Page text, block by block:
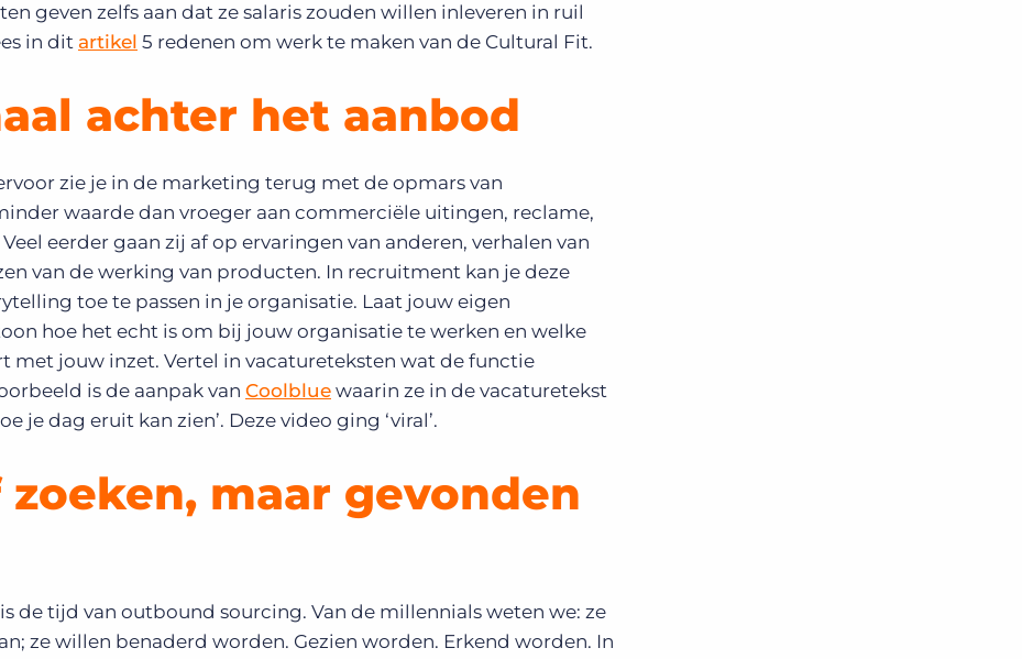
geven zelfs aan dat ze salaris zouden willen inleveren in ruil
in dit artikel 5 redenen om werk te maken van de Cultural Fit.
achter het aanbod
zie je in de marketing terug met de opmars van
waarde dan vroeger aan commerciële uitingen, reclame,
eerder gaan zij af op ervaringen van anderen, verhalen van
van de werking van producten. In recruitment kan je deze
toe te passen in je organisatie. Laat jouw eigen
hoe het echt is om bij jouw organisatie te werken en welke
met jouw inzet. Vertel in vacatureteksten wat de functie
is de aanpak van Coolblue waarin ze in de vacaturetekst
je dag eruit kan zien’. Deze video ging ‘viral’.
maar gevonden
de tijd van outbound sourcing. Van de millennials weten we: ze
ze willen benaderd worden. Gezien worden. Erkend worden. In